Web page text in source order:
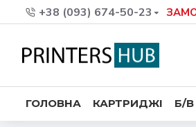
+38 (093) 674-50-23
ГОЛОВНА КАРТРИДЖІ Б/